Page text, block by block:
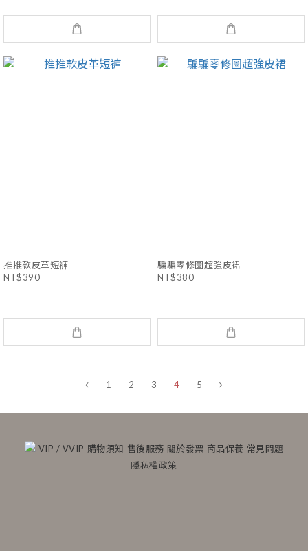
推推款皮革短褲
NT$390
騙騙零修圖超強皮裙
NT$380
1 2 3 4 5
VIP / VVIP 購物須知 售後服務 關於發票 商品保養 常見問題
隱私權政策